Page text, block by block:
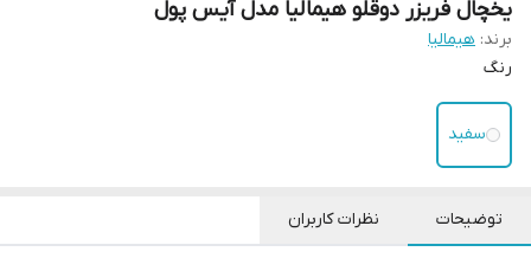
یخچال فریزر دوقلو هیمالیا مدل آیس پول
برند: هیمالیا
رنگ
سفید
توضیحات نظرات کاربران